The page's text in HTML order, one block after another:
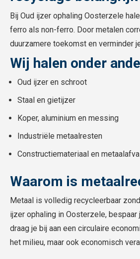
Bij Oud ijzer ophaling Oosterzele
ferro als non-ferro. Door metalen
duurzamere toekomst en verminder
Wij halen onder
Oud ijzer en schroot
Staal en gietijzer
Koper, aluminium en messing
Industriële metaalresten
Constructiemateriaal en
Waarom is
Metaal is volledig recycleerbaar
ijzer ophaling in Oosterzele,
draag je bij aan een circulaire
het milieu, maar ook economisch